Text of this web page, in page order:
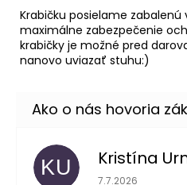
Krabičku posielame
maximálne zabezpečenie
krabičky je možné pred
nanovo uviazať stuhu:)
KU Kristína
Hodnotenie
7.7.2026